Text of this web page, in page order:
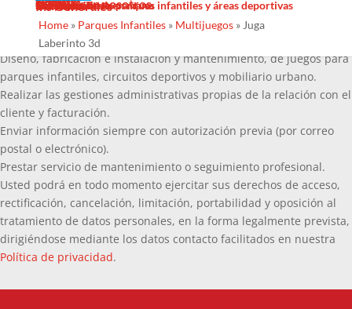
Trabaja con nosotros
Servicios
Diseño
Fabricacion
Mantenimiento
Proyectos llave en mano
Desinfección de parques infantiles y áreas deportivas
Contacto
Ins Generales
Home» Parques Infantiles» Multijuegos» Juga
Laberinto 3d
protección de datos le informamos que el tratamiento de la
información que nos facilita tiene como fin:
Diseño, fabricación e instalación y mantenimiento, de juegos para
parques infantiles, circuitos deportivos y mobiliario urbano.
Realizar las gestiones administrativas propias de la relación con el
cliente y facturación.
Enviar información siempre con autorización previa (por correo
postal o electrónico).
Prestar servicio de mantenimiento o seguimiento profesional.
Usted podrá en todo momento ejercitar sus derechos de acceso,
rectificación, cancelación, limitación, portabilidad y oposición al
tratamiento de datos personales, en la forma legalmente prevista,
dirigiéndose mediante los datos contacto facilitados en nuestra
Política de privacidad.